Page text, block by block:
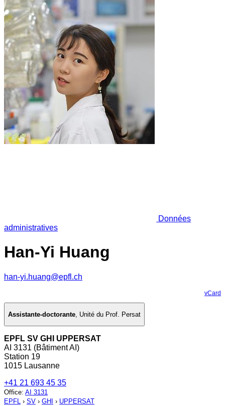
Données
administratives
Han-Yi Huang
han-yi.huang@epfl.ch
vCard
Assistante-doctorante, Unité du Prof. Persat
EPFL SV GHI UPPERSAT
AI 3131 (Bâtiment AI)
Station 19
1015 Lausanne
+41 21 693 45 35
Office: AI 3131
EPFL › SV › GHI › UPPERSAT